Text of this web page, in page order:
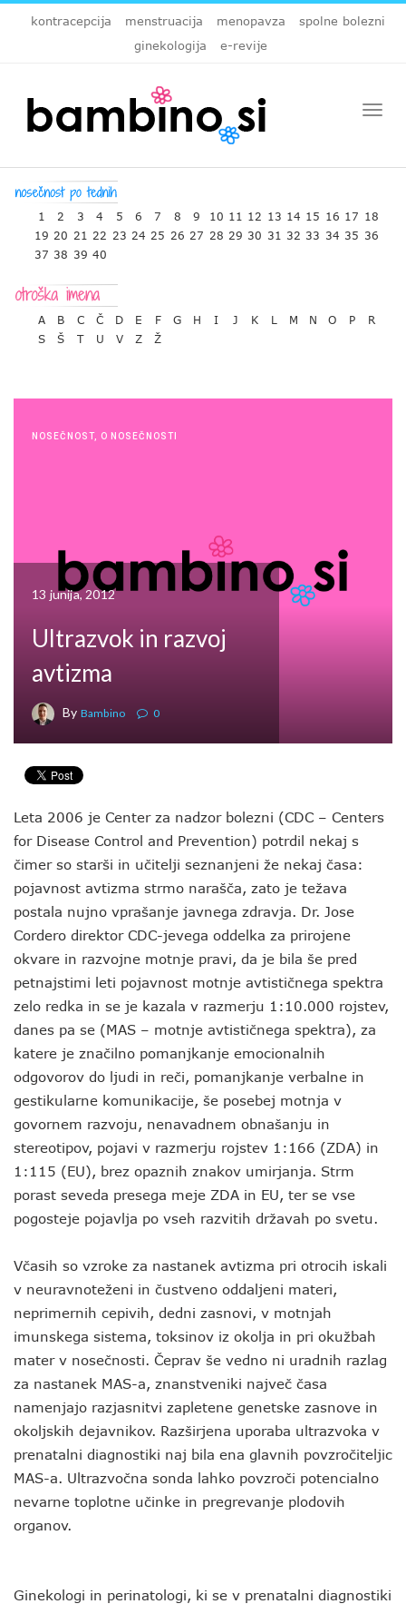
kontracepcija menstruacija menopavza
spolne bolezni
ginekologija
e-revije
1 2 3 4 5 6 7 8 9 10 11 12 13 14 15 16 17 18
19 20 21 22 23 24 25 26 27 28 29 30 31 32 33 34 35 36
37 38 39 40
A B C Č D E F G H I J K L M N O P
R
S
Š T U V Z Ž
NOSEČNOST, O NOSEČNOSTI
13 junija, 2012
Ultrazvok in razvoj
avtizma
By Bambino 0
Leta 2006 je Center za nadzor bolezni (CDC – Centers
for Disease Control and Prevention) potrdil nekaj s
čimer so starši in učitelji seznanjeni že nekaj časa:
pojavnost avtizma strmo narašča, zato je težava
postala nujno vprašanje javnega zdravja. Dr. Jose
Cordero direktor CDC-jevega oddelka za prirojene
okvare in razvojne motnje pravi, da je bila še pred
petnajstimi leti pojavnost motnje avtističnega spektra
zelo redka in se je kazala v razmerju 1:10.000 rojstev,
danes pa se (MAS – motnje avtističnega spektra), za
katere je značilno pomanjkanje emocionalnih
odgovorov do ljudi in reči, pomanjkanje verbalne in
gestikularne komunikacije, še posebej motnja v
govornem razvoju, nenavadnem obnašanju in
stereotipov, pojavi v razmerju rojstev 1:166 (ZDA) in
1:115 (EU), brez opaznih znakov umirjanja. Strm
porast seveda presega meje ZDA in EU, ter se vse
pogosteje pojavlja po vseh razvitih državah po svetu.
Včasih so vzroke za nastanek avtizma pri otrocih iskali
v neuravnoteženi in čustveno oddaljeni materi,
neprimernih cepivih, dedni zasnovi, v motnjah
imunskega sistema, toksinov iz okolja in pri okužbah
mater v nosečnosti. Čeprav še vedno ni uradnih razlag
za nastanek MAS-a, znanstveniki največ časa
namenjajo razjasnitvi zapletene genetske zasnove in
okoljskih dejavnikov. Razširjena uporaba ultrazvoka v
prenatalni diagnostiki naj bila ena glavnih povzročiteljic
MAS-a. Ultrazvočna sonda lahko povzroči potencialno
nevarne toplotne učinke in pregrevanje plodovih
organov.
Ginekologi in perinatologi, ki se v prenatalni diagnostiki